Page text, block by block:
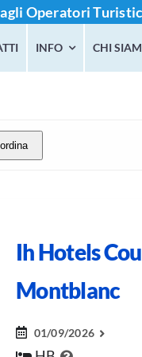
Operatori
INFO CHI
Ih Hotels
Montblanc
01/09/2026